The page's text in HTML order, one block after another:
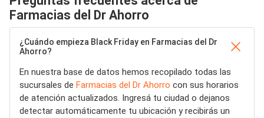
Farmacias del Dr Ahorro
¿Cuándo empieza Black Friday en Farmacias del Dr
Ahorro?
En nuestra base de datos hemos recopilado todas las
sucursales de Farmacias del Dr Ahorro con sus horarios
de atención actualizados. Ingresá tu ciudad o dejanos
detectar automáticamente tu ubicación y recibirás un